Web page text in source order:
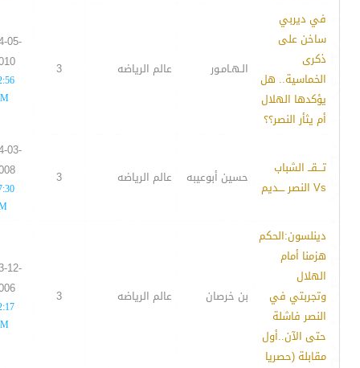
في ديربي
ساخن على
ذكرى
الخماسية.. هل
يؤكدها الهلال
أم يثأر النصر؟؟
الـهـامـور عالم الرياضه 3
05-
تـــقــ الشباب
Vs النصر ــــديم
حسين أبوعيبه عالم الرياضه 3
03-
دينلسون:الحكم
هزمنا أمام
الهلال
وتجربتي في
النصر فاشلة
حتى الآن..أول
مقابلة (حصريا
بن خرصان عالم الرياضه 3
12-